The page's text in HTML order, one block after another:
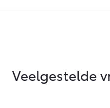
Veelgestelde